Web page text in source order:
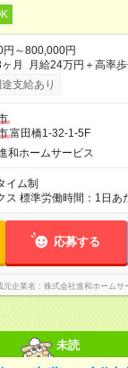
円～800,000円
月給24万円＋高率歩合 ※短
意してあります。 面談
用（契約社員） 給与：本
支給あり
富田橋1-32-1-5F
和ホームサービス
イム制
ス 標準労働時間：1日あ
間 ／ 1か月あたり１６
応募する
元企業名 株式会社進和ホームサ
未読